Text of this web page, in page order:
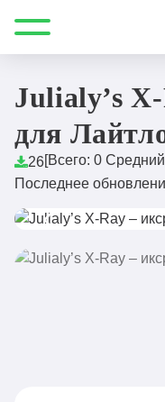
Все для Minecraft
Julialy’s X-Ray –
Julialy’s
для
26[Всего: 0
Последнее